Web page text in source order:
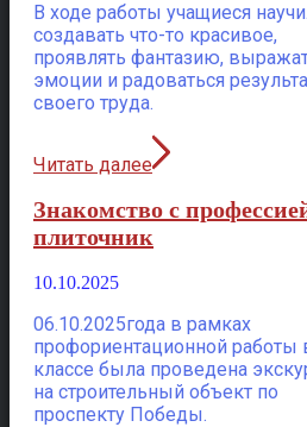
В ходе работы учащиеся
создавать что-то красивое,
проявлять фантазию,
эмоции и радоваться
своего труда.
Читать далее
Знакомство с
плиточник
10.10.2025
06.10.2025года в рамках
профориентационной работы
классе была проведена
на строительный объект по
проспекту Победы.